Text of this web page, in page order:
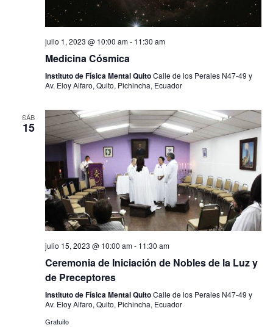
ó
d
b
ú
q
u
e
a
v
n
v
s
t
a
s
d
e
E
e
t
julio 1, 2023 @ 10:00 am- 11:30 am
Medicina Cósmica
Instituto de Física Mental QuitoCalle de los Perales N47-49 y
Av. Eloy Alfaro, Quito, Pichincha, Ecuador
SÁB
15
julio 15, 2023 @ 10:00 am- 11:30 am
Ceremonia de Iniciación de Nobles de la Luz y
de Preceptores
Instituto de Física Mental QuitoCalle de los Perales N47-49 y
Av. Eloy Alfaro, Quito, Pichincha, Ecuador
Gratuito